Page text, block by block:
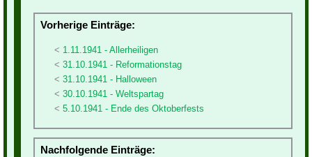
Vorherige Einträge:
1.11.1941 - Allerheiligen
31.10.1941 - Reformationstag
31.10.1941 - Halloween
30.10.1941 - Weltspartag
5.10.1941 - Ende des Oktoberfests
Nachfolgende Einträge: